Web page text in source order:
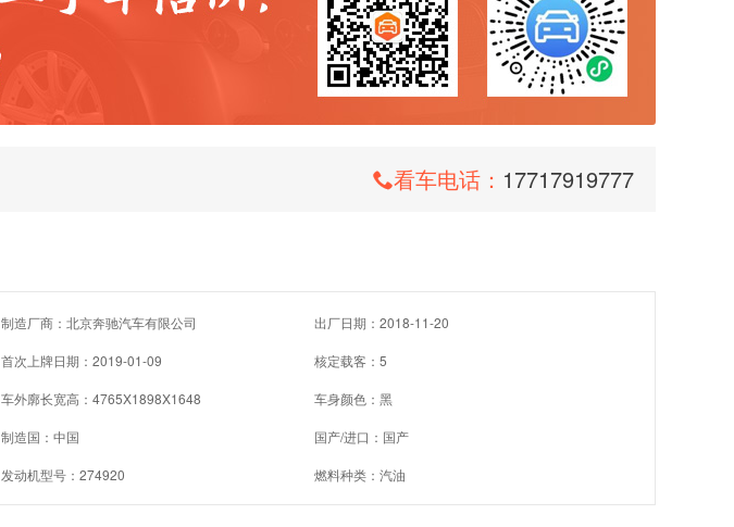
看车电话： 17717919777
制造厂商：北京奔驰汽车有限公司 出厂日期：2018-11-20
首次上牌日期：2019-01-09 核定载客：5
车外廓长宽高：4765X1898X1648 车身颜色：黑
制造国：中国 国产/进口：国产
发动机型号：274920 燃料种类：汽油